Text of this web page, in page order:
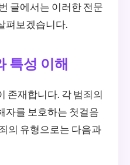
글에서는 이러한 전문
펴보겠습니다.
특성 이해
존재합니다. 각 범죄의
자를 보호하는 첫걸음
의 유형으로는 다음과